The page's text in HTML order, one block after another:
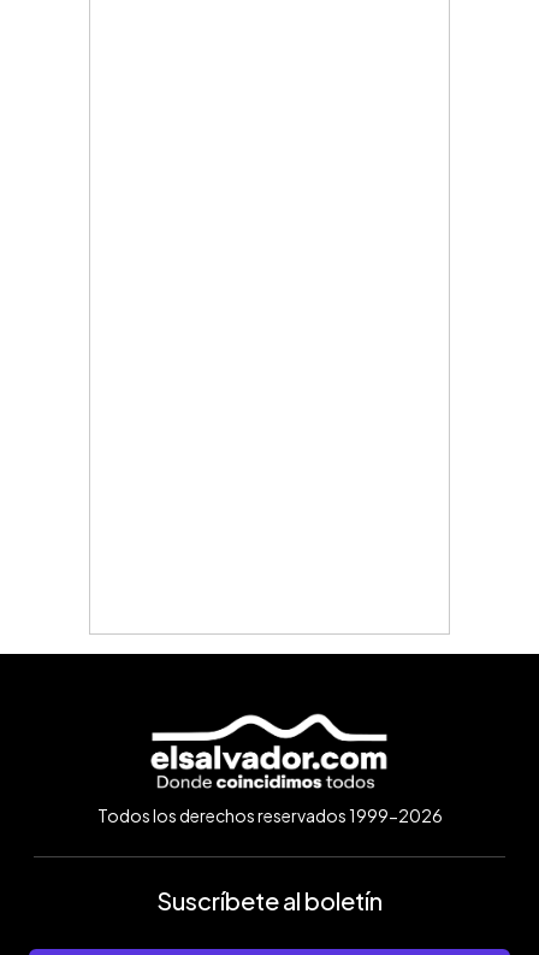
Todos los derechos reservados 1999-2026
Suscríbete al boletín